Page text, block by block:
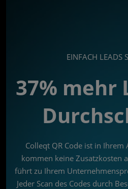
EINFACH LEADS
37% mehr
Colleqt QR Code ist in
kommen keine Zusatzkosten
führt zu Ihrem
Jeder Scan des Codes durch